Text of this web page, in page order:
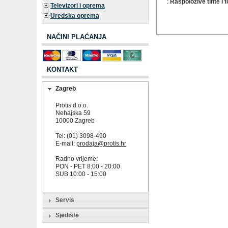
Televizori i oprema
Uredska oprema
NAČINI PLAĆANJA
KONTAKT
Zagreb
Protis d.o.o.
Nehajska 59
10000 Zagreb
Tel: (01) 3098-490
E-mail:prodaja@protis.hr
Radno vrijeme:
PON - PET 8:00 - 20:00
SUB 10:00 - 15:00
Servis
Sjedište
: Raspoložive tinte i